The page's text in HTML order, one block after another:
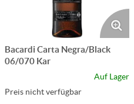
Bacardi Carta Negra/Black
06/070 Kar
Auf Lager
Preis nicht verfügbar